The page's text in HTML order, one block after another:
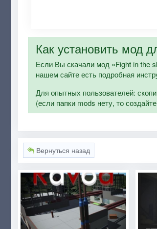
Как установить мод
Если Вы скачали мод «Fight in the
нашем сайте есть подробная
Для опытных пользователей:
(если папки mods нету, то
Вернуться назад